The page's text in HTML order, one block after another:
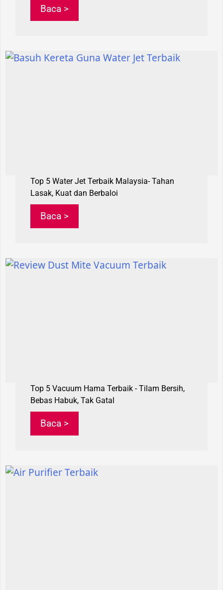
Baca >
Top 5 Water Jet Terbaik Malaysia- Tahan
Lasak, Kuat dan Berbaloi
Baca >
Top 5 Vacuum Hama Terbaik - Tilam Bersih,
Bebas Habuk, Tak Gatal
Baca >